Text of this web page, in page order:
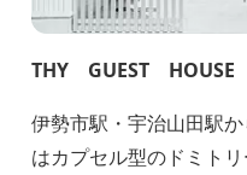
THY GUEST HOUSE
伊勢市駅・宇治山田駅
はカプセル型のドミト